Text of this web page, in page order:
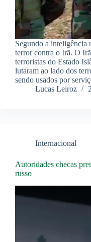
Segundo a inteligência
terror contra o Irã. O
terroristas do Estado
lutaram ao lado dos
sendo usados ​​por
Lucas Leiroz
Internacional
Autoridades checas
russo